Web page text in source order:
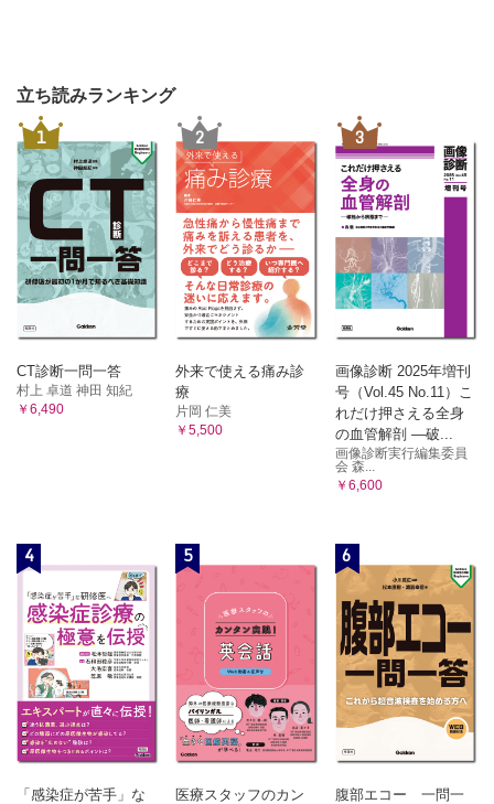
立ち読みランキング
1
CT診断一問一答
村上 卓道 神田 知紀
￥6,490
2
外来で使える痛み診
療
片岡 仁美
￥5,500
3
画像診断 2025年増刊
号（Vol.45 No.11）こ
れだけ押さえる全身
の血管解剖 ―破...
画像診断実行編集委員
会 森...
￥6,600
4
「感染症が苦手」な
5
医療スタッフのカン
6
腹部エコー 一問一